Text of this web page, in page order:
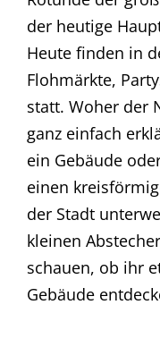
der heutige
Heute finden in
Flohmärkte,
statt. Woher der
ganz einfach
ein Gebäude
einen
der Stadt
kleinen
schauen, ob ihr
Gebäude